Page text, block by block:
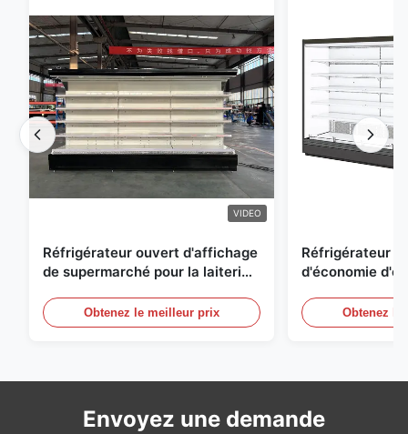
VIDEO
Réfrigérateur ouvert d'affichage
de supermarché pour la laiterie
LED
Obtenez le meilleur prix
Réfrigérateur
d'économie
Obtenez
Envoyez une demande